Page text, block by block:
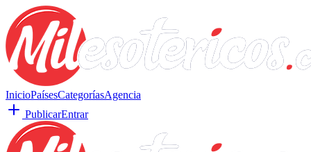
InicioPaísesCategoríasAgencia
PublicarEntrar